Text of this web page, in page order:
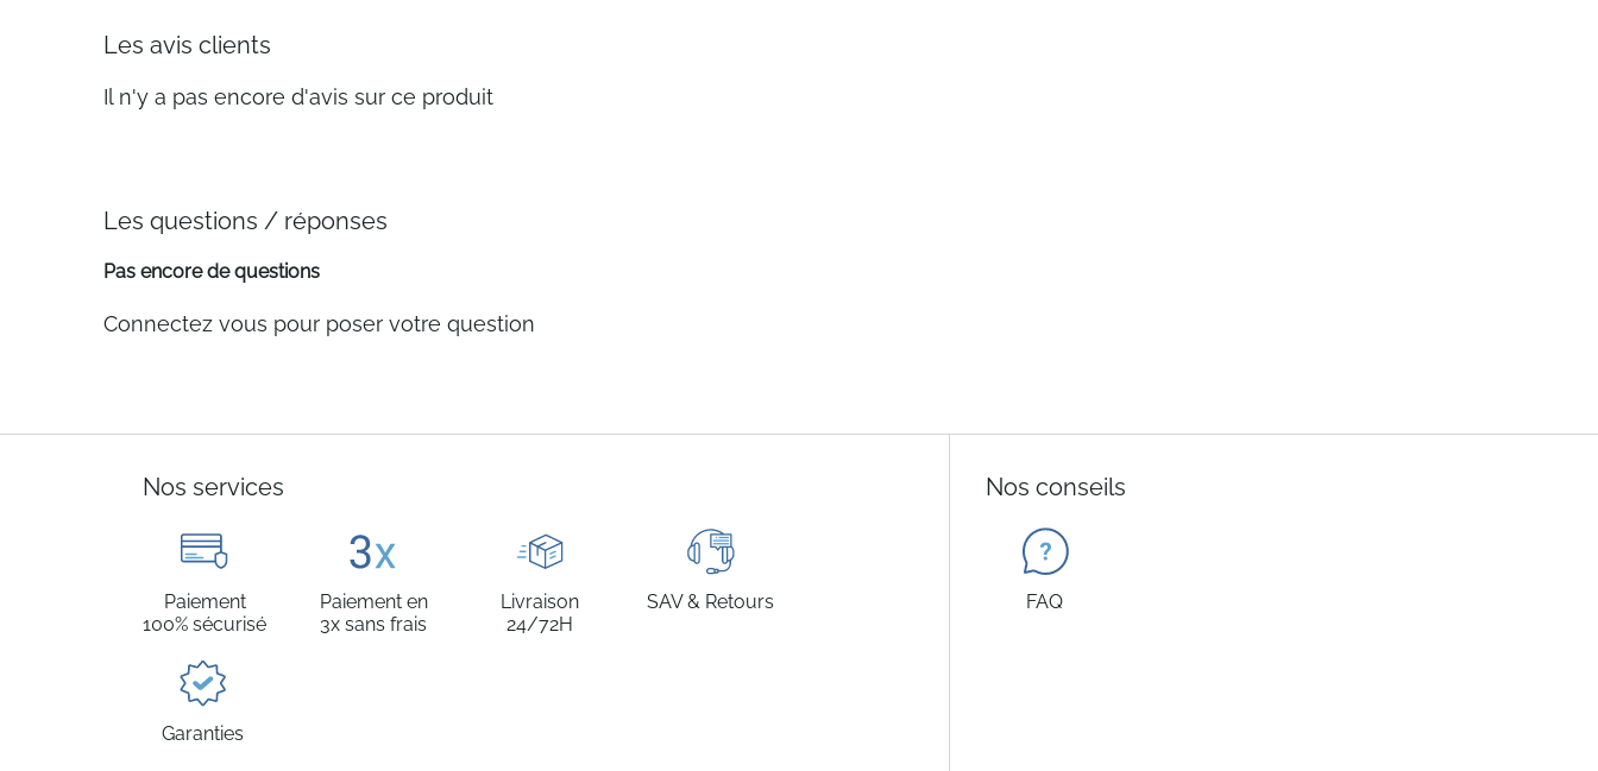
Les avis clients
Il n'y a pas encore d'avis sur ce produit
Les questions / réponses
Pas encore de questions
Connectez vous pour poser votre question
Nos services
Paiement
100% sécurisé
Paiement en
3x sans frais
Livraison
24/72H
SAV & Retours
Garanties
Nos conseils
FAQ